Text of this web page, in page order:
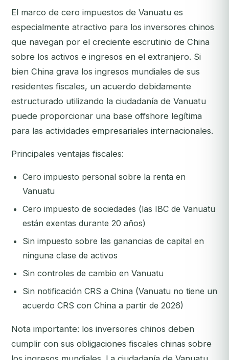
El marco de cero impuestos de Vanuatu es
especialmente atractivo para los inversores chinos
que navegan por el creciente escrutinio de China
sobre los activos e ingresos en el extranjero. Si
bien China grava los ingresos mundiales de sus
residentes fiscales, un acuerdo debidamente
estructurado utilizando la ciudadanía de Vanuatu
puede proporcionar una base offshore legítima
para las actividades empresariales internacionales.
Principales ventajas fiscales:
Cero impuesto personal sobre la renta en
Vanuatu
Cero impuesto de sociedades (las IBC de Vanuatu
están exentas durante 20 años)
Sin impuesto sobre las ganancias de capital en
ninguna clase de activos
Sin controles de cambio en Vanuatu
Sin notificación CRS a China (Vanuatu no tiene un
acuerdo CRS con China a partir de 2026)
Nota importante: los inversores chinos deben
cumplir con sus obligaciones fiscales chinas sobre